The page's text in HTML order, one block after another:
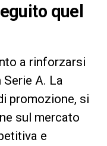
quel
a rinforzarsi
A. La
promozione, si
sul mercato
e